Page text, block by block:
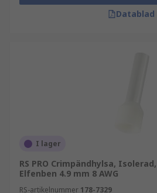
Datablad
I lager
RS PRO Crimpändhylsa,
Elfenben 4.9 mm 8 AWG
RS-artikelnummer 178-7329